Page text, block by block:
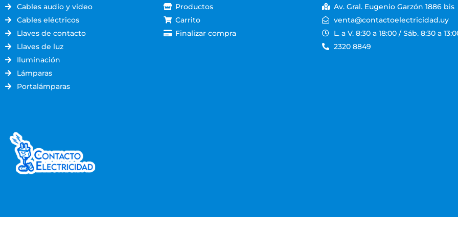
Cables audio y video
Cables eléctricos
Llaves de contacto
Llaves de luz
Iluminación
Lámparas
Portalámparas
Productos
Carrito
Finalizar compra
Av. Gral. Eugenio Garzón 1886 bis
venta@contactoelectricidad.uy
L. a V. 8:30 a 18:00 / Sáb. 8:30 a
2320 8849